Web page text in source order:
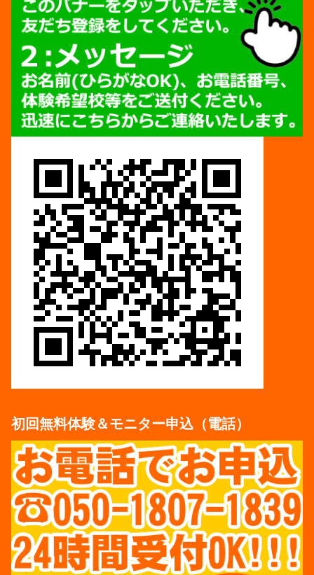
初回無料体験＆モニター申込（電話）